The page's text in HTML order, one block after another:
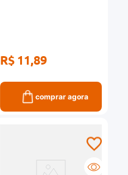
R$ 11,89
comprar agora